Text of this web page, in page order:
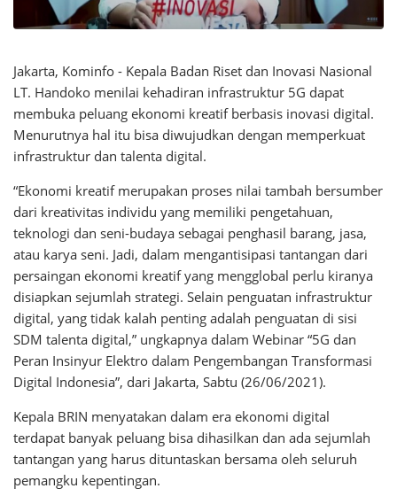
Jakarta, Kominfo - Kepala Badan Riset dan Inovasi Nasional
LT. Handoko menilai kehadiran infrastruktur 5G dapat
membuka peluang ekonomi kreatif berbasis inovasi digital.
Menurutnya hal itu bisa diwujudkan dengan memperkuat
infrastruktur dan talenta digital.
“Ekonomi kreatif merupakan proses nilai tambah bersumber
dari kreativitas individu yang memiliki pengetahuan,
teknologi dan seni-budaya sebagai penghasil barang, jasa,
atau karya seni. Jadi, dalam mengantisipasi tantangan dari
persaingan ekonomi kreatif yang mengglobal perlu kiranya
disiapkan sejumlah strategi. Selain penguatan infrastruktur
digital, yang tidak kalah penting adalah penguatan di sisi
SDM talenta digital,” ungkapnya dalam Webinar “5G dan
Peran Insinyur Elektro dalam Pengembangan Transformasi
Digital Indonesia”, dari Jakarta, Sabtu (26/06/2021).
Kepala BRIN menyatakan dalam era ekonomi digital
terdapat banyak peluang bisa dihasilkan dan ada sejumlah
tantangan yang harus dituntaskan bersama oleh seluruh
pemangku kepentingan.